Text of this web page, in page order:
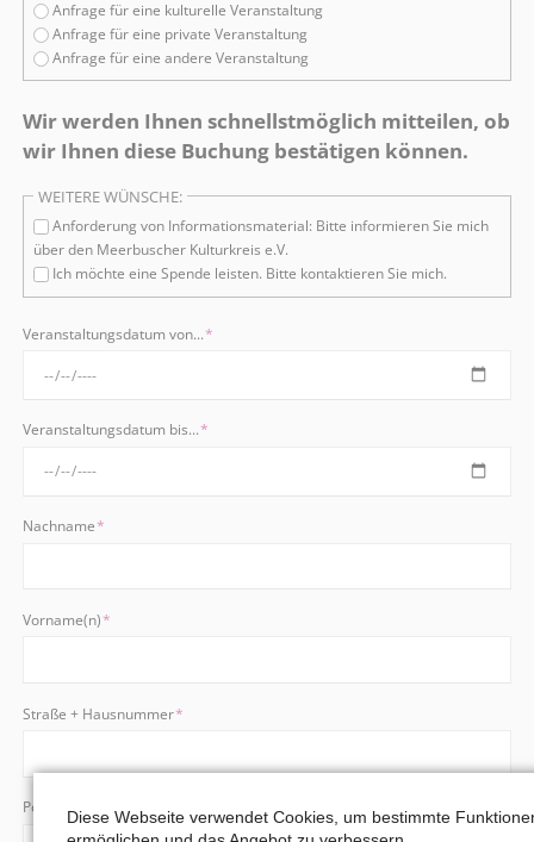
Anfrage für eine kulturelle Veranstaltung
Anfrage für eine private Veranstaltung
Anfrage für eine andere Veranstaltung
Wir werden Ihnen schnellstmöglich mitteilen, ob
wir Ihnen diese Buchung bestätigen können.
WEITERE WÜNSCHE:
Anforderung von Informationsmaterial: Bitte informieren Sie mich
über den Meerbuscher Kulturkreis e.V.
Ich möchte eine Spende leisten. Bitte kontaktieren Sie mich.
Pflichtfeld
Veranstaltungsdatum von...*
Pflichtfeld
Veranstaltungsdatum bis...*
Pflichtfeld
Nachname*
Pflichtfeld
Vorname(n)*
Pflichtfeld
Straße + Hausnummer*
Pflichtfeld
PostleitzahlDiese Webseite verwendet Cookies, um bestimmte